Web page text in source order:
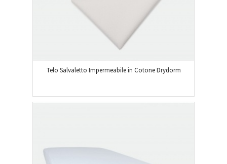
Telo Salvaletto Impermeabile in Cotone Drydorm